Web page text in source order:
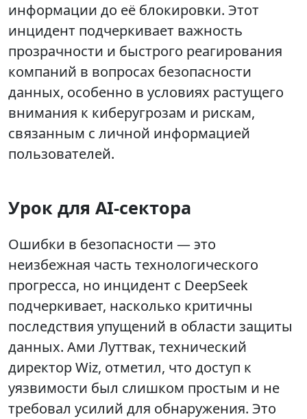
информации до её блокировки. Этот
инцидент подчеркивает важность
прозрачности и быстрого реагирования
компаний в вопросах безопасности
данных, особенно в условиях растущего
внимания к киберугрозам и рискам,
связанным с личной информацией
пользователей.
Урок для AI-сектора
Ошибки в безопасности — это
неизбежная часть технологического
прогресса, но инцидент с DeepSeek
подчеркивает, насколько критичны
последствия упущений в области защиты
данных. Ами Луттвак, технический
директор Wiz, отметил, что доступ к
уязвимости был слишком простым и не
требовал усилий для обнаружения. Это